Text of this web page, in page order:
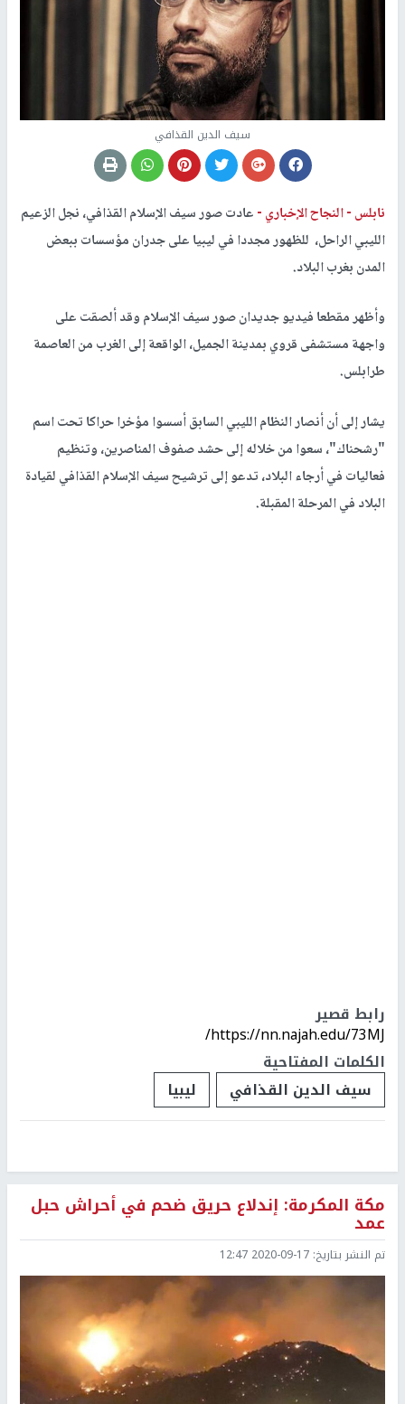
سيف الدين القذافي
نابلس -النجاح الإخباري -عادت صور سيف الإسلام القذافي، نجل الزعيم
الليبي الراحل، للظهور مجددا في ليبيا على جدران مؤسسات ببعض
المدن بغرب البلاد.
وأظهر مقطعا فيديو جديدان صور سيف الإسلام وقد ألصقت على
واجهة مستشفى قروي بمدينة الجميل، الواقعة إلى الغرب من العاصمة
طرابلس.
يشار إلى أن أنصار النظام الليبي السابق أسسوا مؤخرا حراكا تحت اسم
"رشحناك"، سعوا من خلاله إلى حشد صفوف المناصرين، وتنظيم
فعاليات في أرجاء البلاد، تدعو إلى ترشيح سيف الإسلام القذافي لقيادة
البلاد في المرحلة المقبلة.
رابط قصير
https://nn.najah.edu/73MJ/
الكلمات المفتاحية
سيف الدين القذافي
ليبيا
مكة المكرمة: إندلاع حريق ضحم في أحراش حبل
عمد
تم النشر بتاريخ: 2020-09-17 12:47